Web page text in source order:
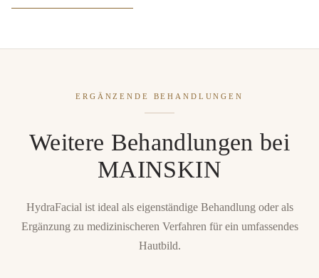
ERGÄNZENDE BEHANDLUNGEN
Weitere Behandlungen bei
MAINSKIN
HydraFacial ist ideal als eigenständige Behandlung oder als
Ergänzung zu medizinischeren Verfahren für ein umfassendes
Hautbild.